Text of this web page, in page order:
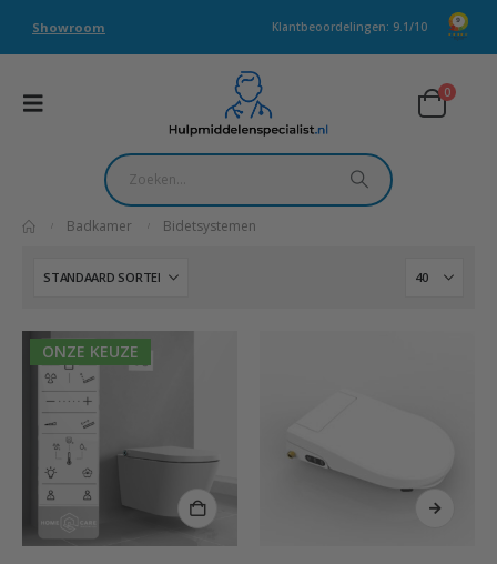
Showroom Klantbeoordelingen: 9.1/10
0
Badkamer Bidetsystemen
ONZE KEUZE
Dit
product